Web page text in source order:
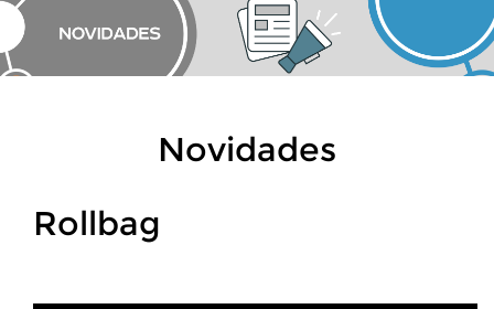
Novidades
Rollbag